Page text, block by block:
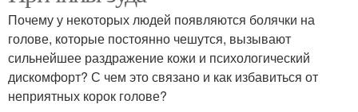
Почему у некоторых людей появляются болячки на
голове, которые постоянно чешутся, вызывают
сильнейшее раздражение кожи и психологический
дискомфорт? С чем это связано и как избавиться от
неприятных корок голове?